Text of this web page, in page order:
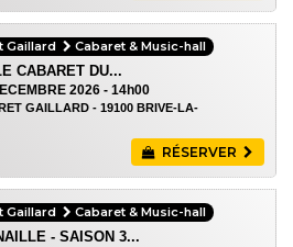
Gaillard Cabaret & Music-hall
CABARET DU...
2026 - 14h00
GAILLARD - 19100 BRIVE-LA-
RÉSERVER
Gaillard Cabaret & Music-hall
- SAISON 3...